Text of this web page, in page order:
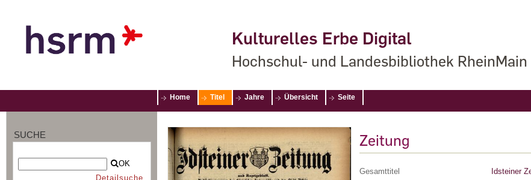
Kulturelles Erbe Digital
Hochschul- und Landesbibliothek RheinMain
Home Titel Jahre Übersicht Seite
SUCHE
OK
Detailsuche
Zeitung
Gesamttitel
Idsteiner